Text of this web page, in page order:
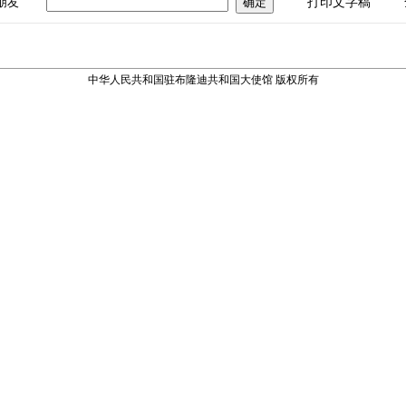
中华人民共和国驻布隆迪共和国大使馆 版权所有